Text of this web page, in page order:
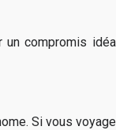
compromis
Si vous